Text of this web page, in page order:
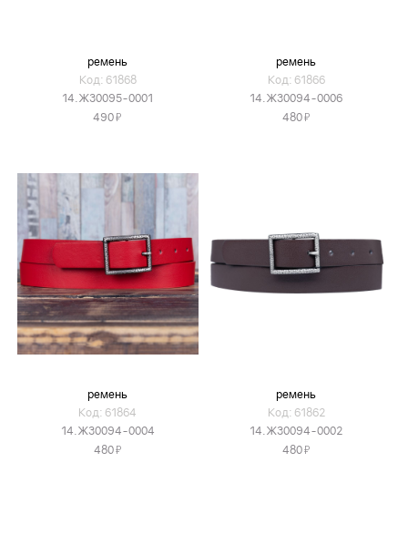
ремень
Код: 61868
14.Ж30095-0001
490Я
ремень
Код: 61866
14.Ж30094-0006
480Я
ремень
Код: 61864
14.Ж30094-0004
480Я
ремень
Код: 61862
14.Ж30094-0002
480Я